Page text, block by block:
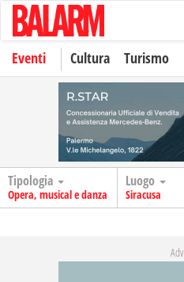
Eventi Cultura Turismo
Tipologia
Opera, musical e danza
Luogo
Siracusa
Adv